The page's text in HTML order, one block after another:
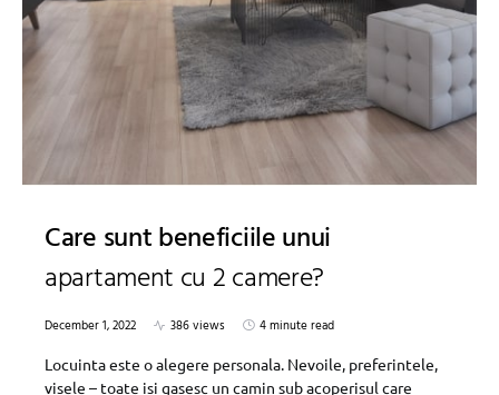
Care sunt beneficiile unui
apartament cu 2 camere?
December 1, 2022 386 views
4 minute read
Locuinta este o alegere personala. Nevoile, preferintele,
visele – toate isi gasesc un camin sub acoperisul care